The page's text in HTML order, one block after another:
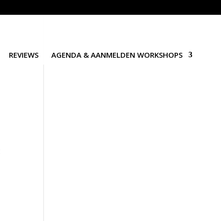
REVIEWS AGENDA & AANMELDEN WORKSHOPS